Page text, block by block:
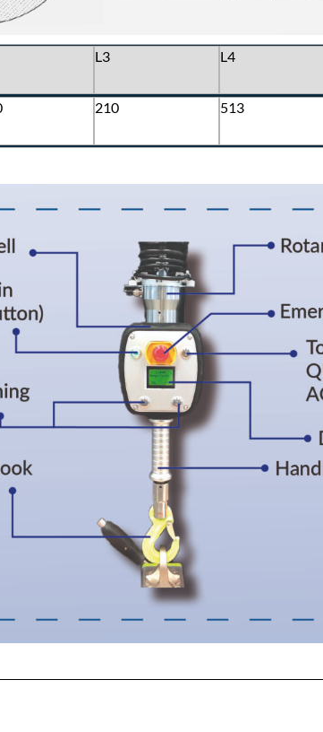
L3 L4
210 513